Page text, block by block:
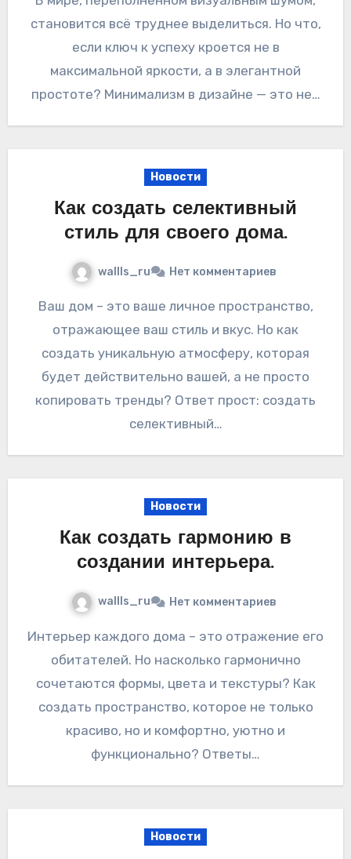
становится всё труднее выделиться. Но что,
если ключ к успеху кроется не в
максимальной яркости, а в элегантной
простоте? Минимализм в дизайне — это не…
Новости
Как создать селективный
стиль для своего дома.
wallls_ru Нет комментариев
Ваш дом – это ваше личное пространство,
отражающее ваш стиль и вкус. Но как
создать уникальную атмосферу, которая
будет действительно вашей, а не просто
копировать тренды? Ответ прост: создать
селективный…
Новости
Как создать гармонию в
создании интерьера.
wallls_ru Нет комментариев
Интерьер каждого дома – это отражение его
обитателей. Но насколько гармонично
сочетаются формы, цвета и текстуры? Как
создать пространство, которое не только
красиво, но и комфортно, уютно и
функционально? Ответы…
Новости